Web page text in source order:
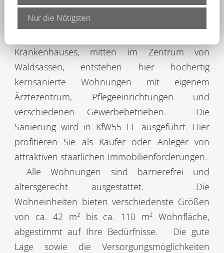
Objektbeschreibung
Krankenhauses, mitten im Zentrum von
Waldsassen, entstehen hier hochertig
kernsanierte Wohnungen mit eigenem
Ärztezentrum, Pflegeeinrichtungen und
verschiedenen Gewerbebetrieben.
Die
Sanierung wird in KfW55 EE ausgeführt. Hier
profitieren Sie als Käufer oder Anleger von
attraktiven staatlichen Immobilienförderungen.
Alle Wohnungen sind barrierefrei und
altersgerecht ausgestattet.
Die
Wohneinheiten bieten verschiedenste Größen
von ca. 42 m² bis ca. 110 m² Wohnfläche,
abgestimmt auf Ihre Bedürfnisse.
Die gute
Lage sowie die Versorgungsmöglichkeiten
Nur die Nötigsten